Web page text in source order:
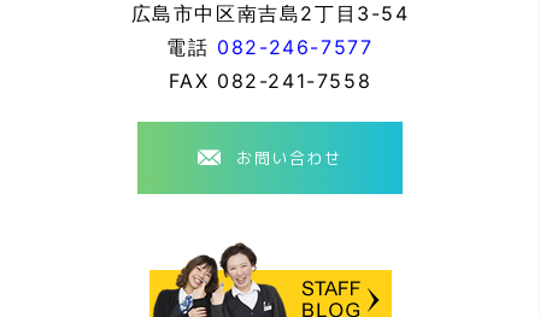
広島市中区南吉島2丁目3-54
電話 082-246-7577
FAX 082-241-7558
お問い合わせ